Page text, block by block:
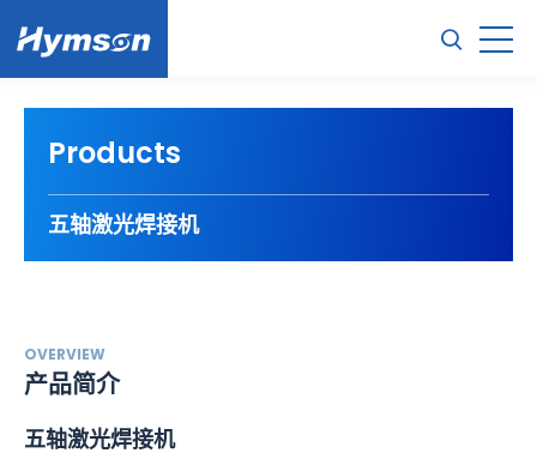
Products
五轴激光焊接机
OVERVIEW
产品简介
五轴激光焊接机